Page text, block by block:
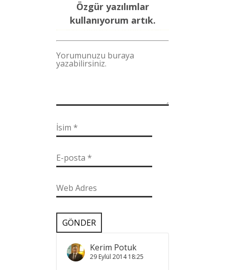
Özgür yazılımlar
kullanıyorum artık.
GÖNDER
Kerim Potuk
29 Eylül 2014 18:25